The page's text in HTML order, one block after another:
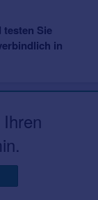
testen Sie
in